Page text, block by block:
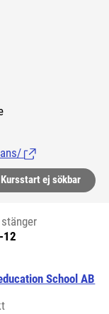
(Länk till extern
Kursstart ej sökbar
12
School AB